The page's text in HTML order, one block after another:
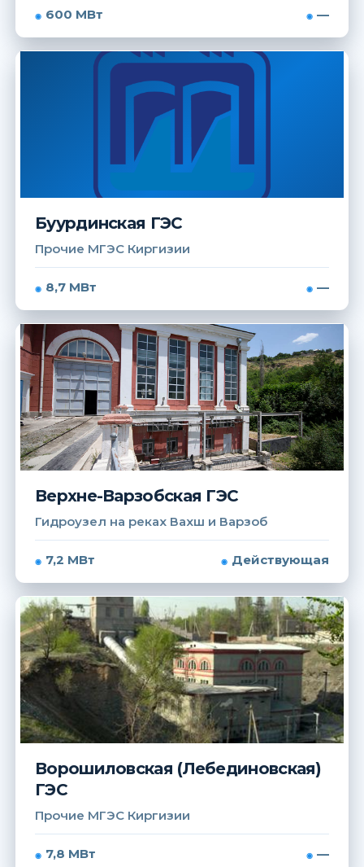
600 МВт —
Буурдинская ГЭС
Прочие МГЭС Киргизии
8,7 МВт —
Верхне-Варзобская ГЭС
Гидроузел на реках Вахш и Варзоб
7,2 МВт Действующая
Ворошиловская (Лебединовская)
ГЭС
Прочие МГЭС Киргизии
7,8 МВт —